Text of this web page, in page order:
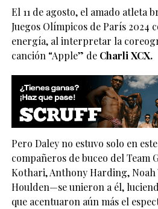
El 11 de agosto, el amado atleta
Juegos Olímpicos de París 2024
energía, al interpretar la
canción “Apple” de Charli XCX.
Pero Daley no estuvo solo en
compañeros de buceo del Team
Kothari, Anthony Harding, Noah
Houlden—se unieron a él,
que acentuaron aún más el